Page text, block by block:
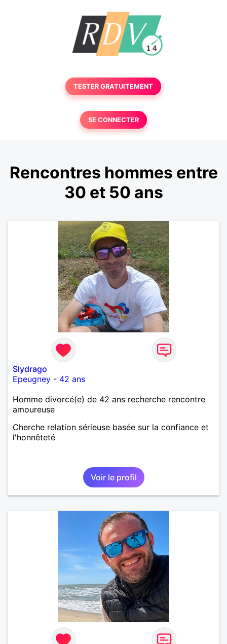
TESTER GRATUITEMENT
SE CONNECTER
Rencontres hommes entre
30 et 50 ans
Slydrago
Epeugney - 42 ans
Homme divorcé(e) de 42 ans recherche rencontre
amoureuse
Cherche relation sérieuse basée sur la confiance et
l'honnêteté
Voir le profil